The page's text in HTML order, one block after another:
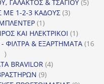
ΓΑΛΑΚΤΟΣ & ΤΣΑΓΙΟΥ 5
ΜΕ 1-2-3 ΚΑΔΟΥΣ 33
11
προϊόν
ΚΑΙ ΗΛΕΚΤΡΙΚΟΙ 11
προϊόν
ΦΙΛΤΡΑ & ΕΞΑΡΤΗΜΑΤΑ 16
16
προϊόντα
BRAVILOR 44
99